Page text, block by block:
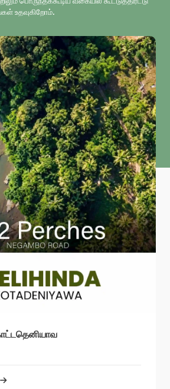
உதவுகிறோம்.